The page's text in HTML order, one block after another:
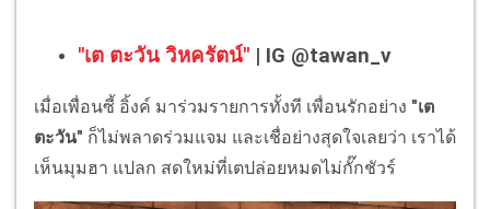
"เต ตะวัน วิหครัตน์" | IG @tawan_v
เมื่อเพื่อนซี้ อิ้งค์ มาร่วมรายการทั้งที เพื่อนรักอย่าง "เต
ตะวัน" ก็ไม่พลาดร่วมแจม และเชื่อย่างสุดใจเลยว่า เราได้
เห็นมุมฮา แปลก สดใหม่ที่เตปล่อยหมดไม่กั๊กชัวร์